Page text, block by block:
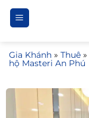
Bỏ
qua
dung
Gia Khánh » Thuê »
hộ Masteri An Phú